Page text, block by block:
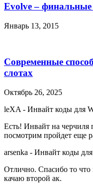
Evolve – финальные
Январь 13, 2015
Современные
слотах
Октябрь 26, 2025
leXA - Инвайт коды для
Есть! Инвайт на черчиля
посмотрим пройдет еще
arsenka - Инвайт коды
Отлично. Спасибо то что
качаю второй ак.